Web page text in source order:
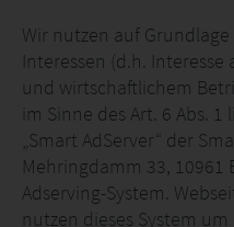
Wir nutzen auf
Interessen (d.h.
und wirtschaftlichem
im Sinne des Art. 6 Abs. 1
„Smart AdServer“ der
Mehringdamm 33, 10961
Adserving-System.
nutzen dieses System